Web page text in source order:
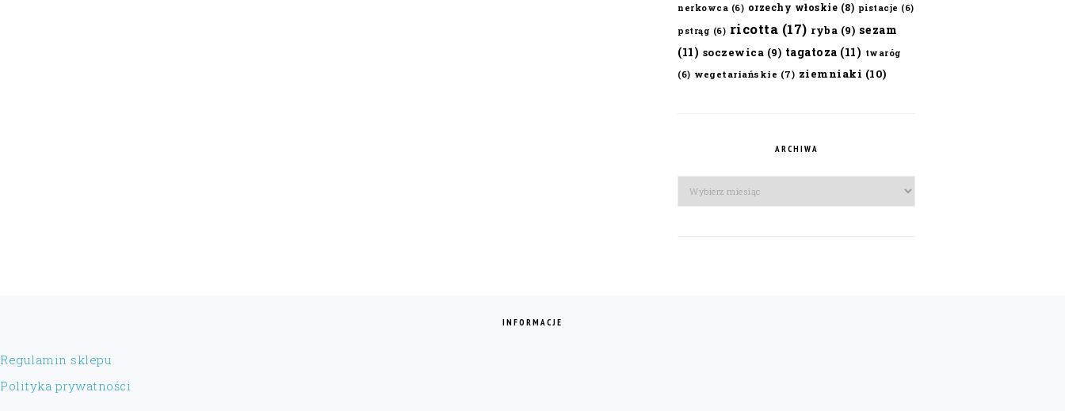
nerkowca (6) orzechy włoskie (8) pistacje (6)
pstrąg (6) ricotta (17) ryba (9) sezam
(11) soczewica (9) tagatoza (11) twaróg
(6) wegetariańskie (7) ziemniaki (10)
ARCHIWA
Archiwa
INFORMACJE
Regulamin sklepu
Polityka prywatności